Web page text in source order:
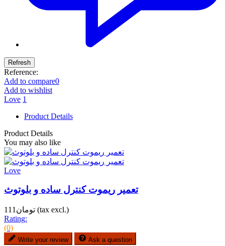
Reference:
Add to compare0
Add to wishlist
Love 1
Product Details
Product Details
You may also like
Love
تعمیر ریموت کنترل ساده و بلوتوث
تومان111 (tax excl.)
Rating:
(0)
Write your review Ask a question